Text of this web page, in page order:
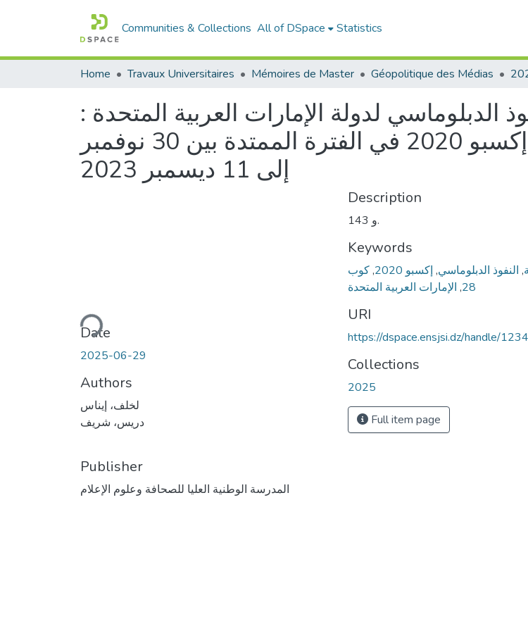
Communities & Collections All of DSpace Statistics
Home Travaux Universitaires Mémoires de Master Géopolitique des Médias
الدبلوماسي لدولة الإمارات العربية المتحدة :
دراسة التغطية الإعلامية لمعرض إكسبو 2020 في الفترة الممتدة بين 30 نوفمبر
إلى 11 ديسمبر 2023
Loading...
Date
2025-06-29
Authors
لخلف، إيناس
دريس، شريف
Publisher
المدرسة الوطنية العليا للصحافة وعلوم الإعلام
Description
143 و.
Keywords
, النفوذ الدبلوماسي,إكسبو 2020 ,كوب
28
, الإمارات العربية المتحدة
URI
https://dspace.ensjsi.dz/handle/
Collections
2025
Full item page